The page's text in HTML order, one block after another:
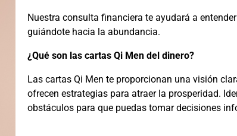
Nuestra consulta financiera te ayudará a
guiándote hacia la abundancia.
¿Qué son las cartas Qi Men del dinero?
Las cartas Qi Men te proporcionan una visión
ofrecen estrategias para atraer la prosperidad.
obstáculos para que puedas tomar decisiones